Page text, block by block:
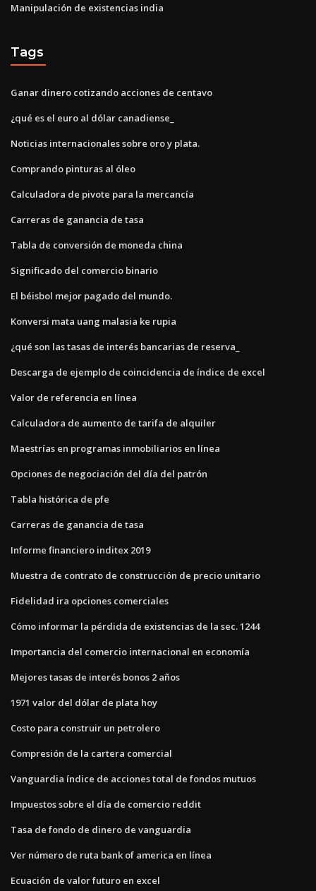
Manipulación de existencias india
Tags
Ganar dinero cotizando acciones de centavo
¿qué es el euro al dólar canadiense_
Noticias internacionales sobre oro y plata.
Comprando pinturas al óleo
Calculadora de pivote para la mercancía
Carreras de ganancia de tasa
Tabla de conversión de moneda china
Significado del comercio binario
El béisbol mejor pagado del mundo.
Konversi mata uang malasia ke rupia
¿qué son las tasas de interés bancarias de reserva_
Descarga de ejemplo de coincidencia de índice de excel
Valor de referencia en línea
Calculadora de aumento de tarifa de alquiler
Maestrías en programas inmobiliarios en línea
Opciones de negociación del día del patrón
Tabla histórica de pfe
Carreras de ganancia de tasa
Informe financiero inditex 2019
Muestra de contrato de construcción de precio unitario
Fidelidad ira opciones comerciales
Cómo informar la pérdida de existencias de la sec. 1244
Importancia del comercio internacional en economía
Mejores tasas de interés bonos 2 años
1971 valor del dólar de plata hoy
Costo para construir un petrolero
Compresión de la cartera comercial
Vanguardia índice de acciones total de fondos mutuos
Impuestos sobre el día de comercio reddit
Tasa de fondo de dinero de vanguardia
Ver número de ruta bank of america en línea
Ecuación de valor futuro en excel